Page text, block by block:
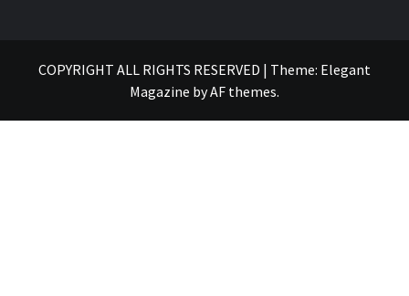
COPYRIGHT ALL RIGHTS RESERVED | Theme: Elegant
Magazine byAF themes.